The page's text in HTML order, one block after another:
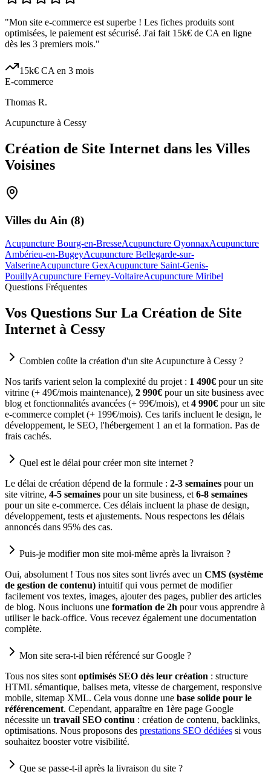
"Mon site e-commerce est superbe ! Les fiches produits sont
optimisées, le paiement est sécurisé. J'ai fait 15k€ de CA en ligne
dès les 3 premiers mois."
15k€ CA en 3 mois
E-commerce
Thomas R.
Acupuncture à Cessy
Création de Site Internet dans les Villes
Voisines
Villes du Ain (8)
Acupuncture Bourg-en-BresseAcupuncture OyonnaxAcupuncture
Ambérieu-en-BugeyAcupuncture Bellegarde-sur-
ValserineAcupuncture GexAcupuncture Saint-Genis-
PouillyAcupuncture Ferney-VoltaireAcupuncture Miribel
Questions Fréquentes
Vos Questions Sur La Création de Site
Internet à Cessy
Combien coûte la création d'un site Acupuncture à Cessy ?
Nos tarifs varient selon la complexité du projet : 1 490€ pour un site
vitrine (+ 49€/mois maintenance), 2 990€ pour un site business avec
blog et fonctionnalités avancées (+ 99€/mois), et 4 990€ pour un site
e-commerce complet (+ 199€/mois). Ces tarifs incluent le design, le
développement, le SEO, l'hébergement 1 an et la formation. Pas de
frais cachés.
Quel est le délai pour créer mon site internet ?
Le délai de création dépend de la formule : 2-3 semaines pour un
site vitrine, 4-5 semaines pour un site business, et 6-8 semaines
pour un site e-commerce. Ces délais incluent la phase de design,
développement, tests et ajustements. Nous respectons les délais
annoncés dans 95% des cas.
Puis-je modifier mon site moi-même après la livraison ?
Oui, absolument ! Tous nos sites sont livrés avec un CMS (système
de gestion de contenu) intuitif qui vous permet de modifier
facilement vos textes, images, ajouter des pages, publier des articles
de blog. Nous incluons une formation de 2h pour vous apprendre à
utiliser le back-office. Vous recevez également une documentation
complète.
Mon site sera-t-il bien référencé sur Google ?
Tous nos sites sont optimisés SEO dès leur création : structure
HTML sémantique, balises meta, vitesse de chargement, responsive
mobile, sitemap XML. Cela vous donne une base solide pour le
référencement. Cependant, apparaître en 1ère page Google
nécessite un travail SEO continu : création de contenu, backlinks,
optimisations. Nous proposons des prestations SEO dédiées si vous
souhaitez booster votre visibilité.
Que se passe-t-il après la livraison du site ?